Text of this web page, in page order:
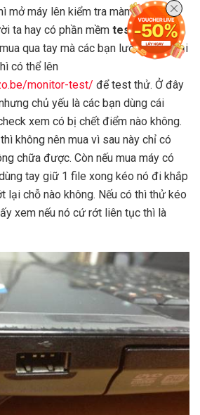
mở máy lên kiểm tra màn hình. Nếu
ta hay có phần mềm test mànsẵn
qua tay mà các bạn lười hoặc ngại
có thể lên
monitor-test/ để test thử. Ở đây
chủ yếu là các bạn dùng cái
xem có bị chết điểm nào không.
không nên mua vì sau này chỉ có
chữa được. Còn nếu mua máy có
tay giữ 1 file xong kéo nó đi khắp
lại chỗ nào không. Nếu có thì thử kéo
xem nếu nó cứ rớt liên tục thì là